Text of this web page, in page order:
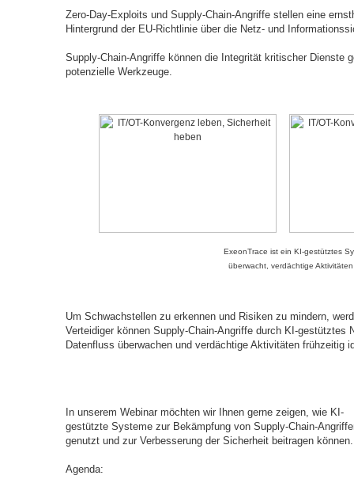
Zero-Day-Exploits und Supply-Chain-Angriffe stellen eine
Hintergrund der EU-Richtlinie über die Netz- und
Supply-Chain-Angriffe können die Integrität kritischer Dienste
potenzielle Werkzeuge.
ExeonTrace ist ein KI-gestütztes
überwacht, verdächtige
Um Schwachstellen zu erkennen und Risiken zu mindern,
Verteidiger können Supply-Chain-Angriffe durch KI-
Datenfluss überwachen und verdächtige Aktivitäten frühzeitig
In unserem Webinar möchten wir Ihnen gerne zeigen, wie KI-
gestützte Systeme zur Bekämpfung von Supply-Chain-
genutzt und zur Verbesserung der Sicherheit beitragen können.
Agenda: